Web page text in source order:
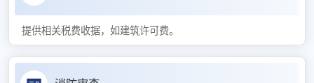
提供相关税费收据，如建筑许可费。